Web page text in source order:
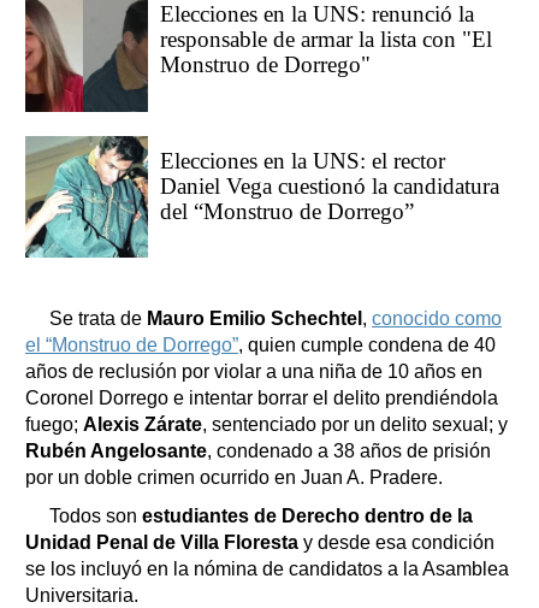
Elecciones en la UNS: renunció la
responsable de armar la lista con "El
Monstruo de Dorrego"
Elecciones en la UNS: el rector
Daniel Vega cuestionó la candidatura
del “Monstruo de Dorrego”
Se trata de Mauro Emilio Schechtel , conocido como
el “Monstruo de Dorrego”, quien cumple condena de 40
años de reclusión por violar a una niña de 10 años en
Coronel Dorrego e intentar borrar el delito prendiéndola
fuego; Alexis Zárate, sentenciado por un delito sexual; y
Rubén Angelosante, condenado a 38 años de prisión
por un doble crimen ocurrido en Juan A. Pradere.
Todos son estudiantes de Derecho dentro de la
Unidad Penal de Villa Floresta y desde esa condición
se los incluyó en la nómina de candidatos a la Asamblea
Universitaria.